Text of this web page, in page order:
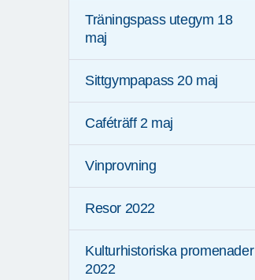
Träningspass utegym 18
maj
Sittgympapass 20 maj
Caféträff 2 maj
Vinprovning
Resor 2022
Kulturhistoriska promenader
2022